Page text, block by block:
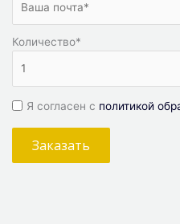
Количество*
Я согласен с политикой
Заказать